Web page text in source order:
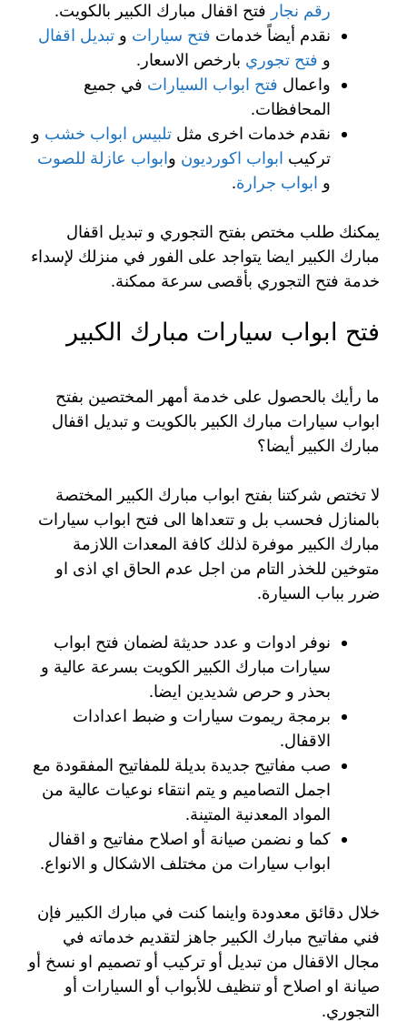
رقم نجار فتح اقفال مبارك الكبير بالكويت.
نقدم أيضاً خدمات فتح سيارات و تبديل اقفال
و فتح تجوري بارخص الاسعار.
واعمال فتح ابواب السيارات في جميع
المحافظات.
نقدم خدمات اخرى مثل تلبيس ابواب خشب و
تركيب ابواب اكورديون وابواب عازلة للصوت
و ابواب جرارة.
يمكنك طلب مختص بفتح التجوري و تبديل اقفال
مبارك الكبير ايضا يتواجد على الفور في منزلك لإسداء
خدمة فتح التجوري بأقصى سرعة ممكنة.
فتح ابواب سيارات مبارك الكبير
ما رأيك بالحصول على خدمة أمهر المختصين بفتح
ابواب سيارات مبارك الكبير بالكويت و تبديل اقفال
مبارك الكبير أيضا؟
لا تختص شركتنا بفتح ابواب مبارك الكبير المختصة
بالمنازل فحسب بل و تتعداها الى فتح ابواب سيارات
مبارك الكبير موفرة لذلك كافة المعدات اللازمة
متوخين للخذر التام من اجل عدم الحاق اي اذى او
ضرر بباب السيارة.
نوفر ادوات و عدد حديثة لضمان فتح ابواب
سيارات مبارك الكبير الكويت بسرعة عالية و
بحذر و حرص شديدين ايضا.
برمجة ريموت سيارات و ضبط اعدادات
الاقفال.
صب مفاتيح جديدة بديلة للمفاتيح المفقودة مع
اجمل التصاميم و يتم انتقاء نوعيات عالية من
المواد المعدنية المتينة.
كما و نضمن صيانة أو اصلاح مفاتيح و اقفال
ابواب سيارات من مختلف الاشكال و الانواع.
خلال دقائق معدودة واينما كنت في مبارك الكبير فإن
فني مفاتيح مبارك الكبير جاهز لتقديم خدماته في
مجال الاقفال من تبديل أو تركيب أو تصميم او نسخ أو
صيانة او اصلاح أو تنظيف للأبواب أو السيارات أو
التجوري.